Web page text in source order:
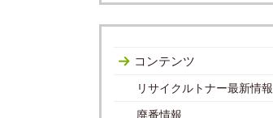
コンテンツ
リサイクルトナー最新情報
廃番情報